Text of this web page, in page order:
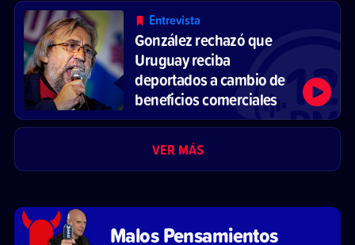
Entrevista
González rechazó que
Uruguay reciba
deportados a cambio de
beneficios comerciales
VER MÁS
Malos Pensamientos